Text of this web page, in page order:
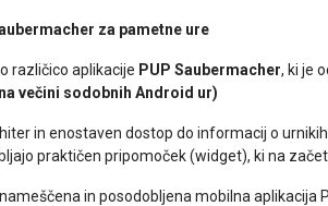
za pametne ure
različico aplikacije PUP Saubermacher, ki je
večini sodobnih Android ur)
in enostaven dostop do informacij o
praktičen pripomoček (widget), ki na
in posodobljena mobilna